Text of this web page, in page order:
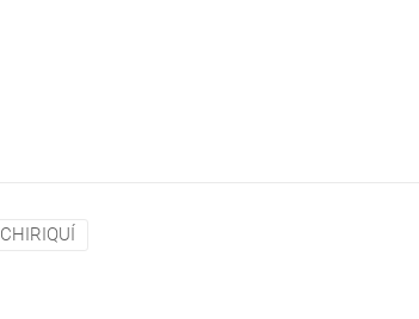
CHIRIQUÍ